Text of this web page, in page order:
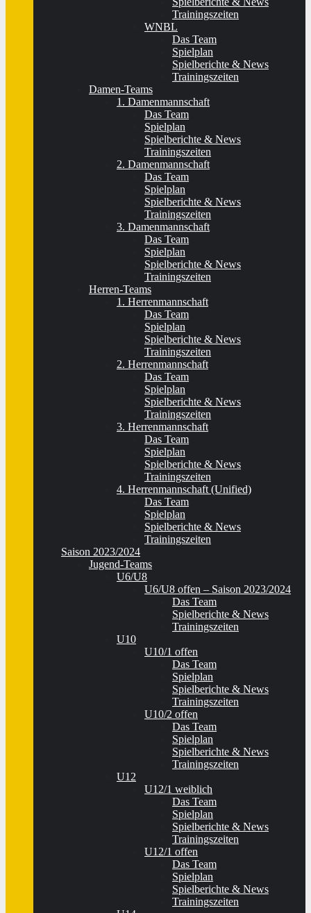
Trainingszeiten
WNBL
Das Team
Spielplan
Spielberichte & News
Trainingszeiten
Damen-Teams
1. Damenmannschaft
Das Team
Spielplan
Spielberichte & News
Trainingszeiten
2. Damenmannschaft
Das Team
Spielplan
Spielberichte & News
Trainingszeiten
3. Damenmannschaft
Das Team
Spielplan
Spielberichte & News
Trainingszeiten
Herren-Teams
1. Herrenmannschaft
Das Team
Spielplan
Spielberichte & News
Trainingszeiten
2. Herrenmannschaft
Das Team
Spielplan
Spielberichte & News
Trainingszeiten
3. Herrenmannschaft
Das Team
Spielplan
Spielberichte & News
Trainingszeiten
4. Herrenmannschaft (Unified)
Das Team
Spielplan
Spielberichte & News
Trainingszeiten
Saison 2023/2024
Jugend-Teams
U6/U8
U6/U8 offen – Saison 2023/2024
Das Team
Spielberichte & News
Trainingszeiten
U10
U10/1 offen
Das Team
Spielplan
Spielberichte & News
Trainingszeiten
U10/2 offen
Das Team
Spielplan
Spielberichte & News
Trainingszeiten
U12
U12/1 weiblich
Das Team
Spielplan
Spielberichte & News
Trainingszeiten
U12/1 offen
Das Team
Spielplan
Spielberichte & News
Trainingszeiten